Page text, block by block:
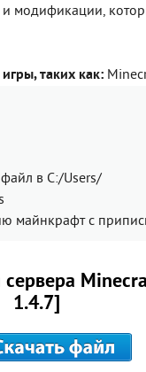
модификации,
таких как:
в C:/Users/
майнкрафт с
1.4.7]